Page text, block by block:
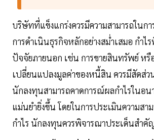
บริษัทที่แข็งแกร่งควรมีความสามารถในกา
การดำเนินธุรกิจหลักอย่างสม่ำเสมอ กำไ
ปัจจัยภายนอก เช่น การขายสินทรัพย์ หรื
เปลี่ยนแปลงมูลค่าของหนี้สิน ควรมีสัดส่
นักลงทุนสามารถคาดการณ์ผลกำไรในอน
แม่นยำยิ่งขึ้น โดยในการประเมินความสา
กำไร นักลงทุนควรพิจารณาประเด็นสำคั